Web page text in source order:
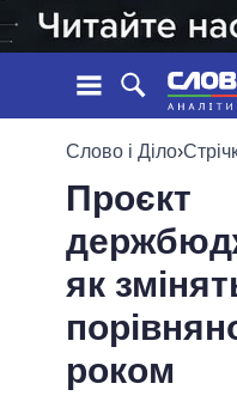
СТРІЧКА
ПОДІЇ
СТАТТІ
ДУМКИ
ОГЛЯДИ
ДАЙДЖЕСТИ
УСІ ПОЛІТИКИ
ПРЕЗИДЕНТ І
ВЕРХОВНА РАДА
Слово і Діло›
Проєкт
як
роком